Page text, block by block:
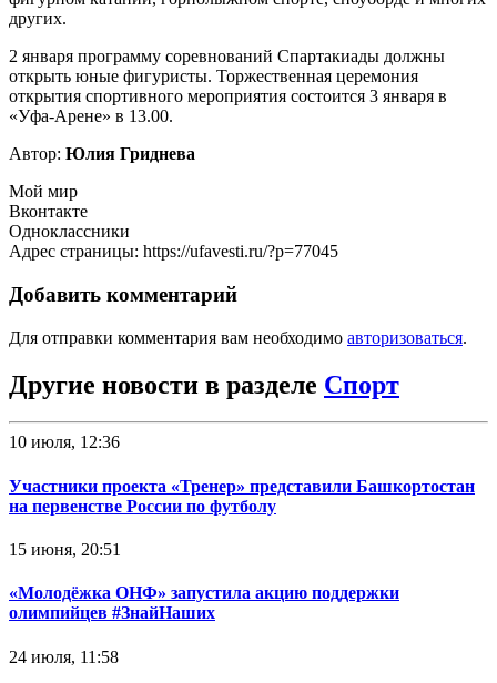
других.
2 января программу соревнований Спартакиады должны
открыть юные фигуристы. Торжественная церемония
открытия спортивного мероприятия состоится 3 января в
«Уфа-Арене» в 13.00.
Автор: Юлия Гриднева
Мой мир
Вконтакте
Одноклассники
Адрес страницы: https://ufavesti.ru/?p=77045
Добавить комментарий
Для отправки комментария вам необходимо авторизоваться.
Другие новости в разделе Спорт
10 июля, 12:36
Участники проекта «Тренер» представили Башкортостан
на первенстве России по футболу
15 июня, 20:51
«Молодёжка ОНФ» запустила акцию поддержки
олимпийцев #ЗнайНаших
24 июля, 11:58